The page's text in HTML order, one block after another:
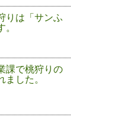
りは「サンふ
。
課で桃狩りの
ました。